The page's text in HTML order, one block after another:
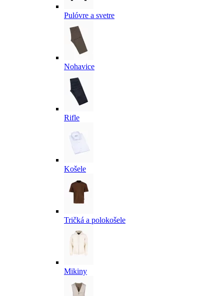
Pulóvre a svetre
Nohavice
Rifle
Košele
Tričká a polokošele
Mikiny